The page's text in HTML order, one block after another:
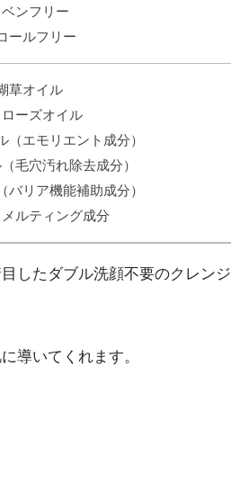
ンフリー
ールフリー
草オイル
ーズオイル
（エモリエント成分）
毛穴汚れ除去成分）
バリア機能補助成分）
ルティング成分
したダブル洗顔不要のクレンジ
導いてくれます。